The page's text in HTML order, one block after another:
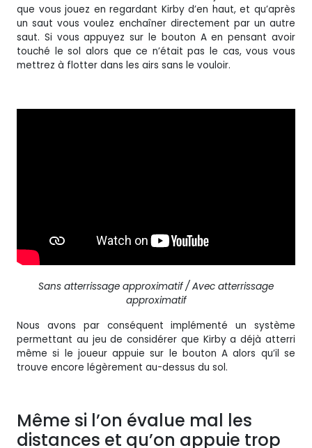
que vous jouez en regardant Kirby d’en haut, et qu’après
un saut vous voulez enchaîner directement par un autre
saut. Si vous appuyez sur le bouton A en pensant avoir
touché le sol alors que ce n’était pas le cas, vous vous
mettrez à flotter dans les airs sans le vouloir.
Sans atterrissage approximatif / Avec atterrissage
approximatif
Nous avons par conséquent implémenté un système
permettant au jeu de considérer que Kirby a déjà atterri
même si le joueur appuie sur le bouton A alors qu’il se
trouve encore légèrement au-dessus du sol.
Même si l’on évalue mal les
distances et qu’on appuie trop